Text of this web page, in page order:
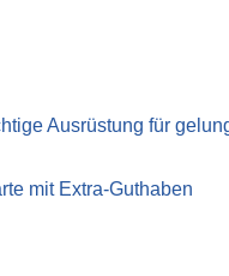
Ausrüstung für
mit Extra-Guthaben